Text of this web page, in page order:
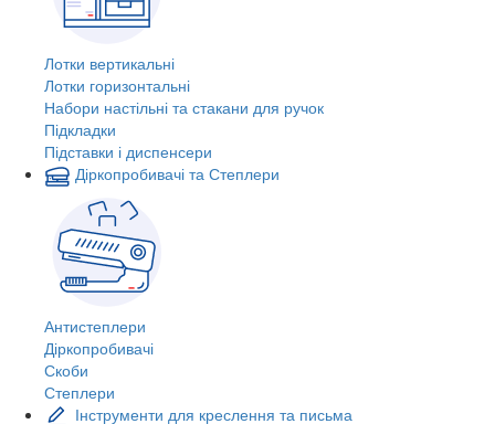
Лотки вертикальні
Лотки горизонтальні
Набори настільні та стакани для ручок
Підкладки
Підставки і диспенсери
Діркопробивачі та Степлери
Антистеплери
Діркопробивачі
Скоби
Степлери
Інструменти для креслення та письма